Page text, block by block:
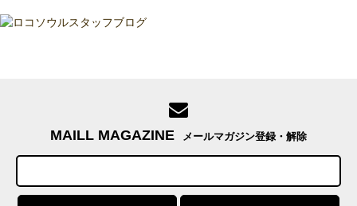
MAILL MAGAZINE メールマガジン登録・解除